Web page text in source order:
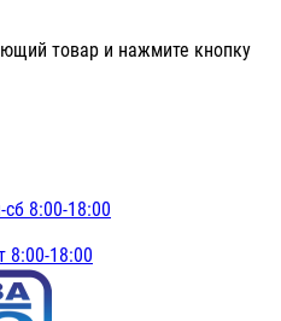
товар и нажмите кнопку
8:00-18:00
8:00-18:00